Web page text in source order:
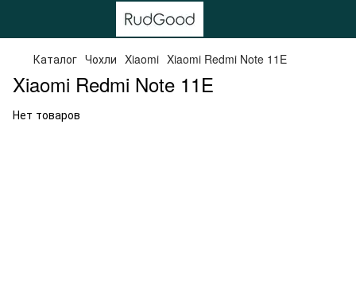
Каталог Чохли Xiaomi Xiaomi Redmi Note 11E
Xiaomi Redmi Note 11E
Нет товаров